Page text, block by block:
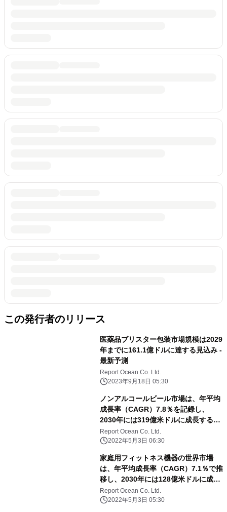
この発行者のリリース
医薬品ブリスター包装市場規模は2029
年までに161.1億ドルに達する見込み -
最新予測
Report Ocean Co. Ltd.
2023年9月18日 05:30
ノンアルコールビール市場は、年平均
成長率（CAGR）7.8％を記録し、
2030年には319億米ドルに成長すると
予測される
Report Ocean Co. Ltd.
2022年5月3日 06:30
家庭用フィットネス機器の世界市場
は、年平均成長率（CAGR）7.1％で推
移し、2030年には128億米ドルに成長
すると予測
Report Ocean Co. Ltd.
2022年5月3日 05:30